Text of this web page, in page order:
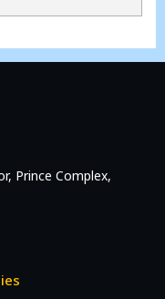
Prince Complex,